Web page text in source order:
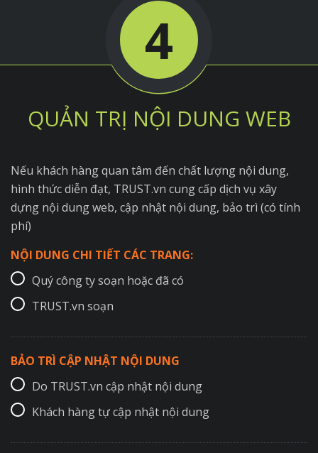
4
QUẢN TRỊ NỘI DUNG WEB
Nếu khách hàng quan tâm đến chất lượng nội dung,
hình thức diễn đạt, TRUST.vn cung cấp dịch vụ xây
dựng nội dung web, cập nhật nội dung, bảo trì (có tính
phí)
NỘI DUNG CHI TIẾT CÁC TRANG:
Quý công ty soạn hoặc đã có
TRUST.vn soạn
BẢO TRÌ CẬP NHẬT NỘI DUNG
Do TRUST.vn cập nhật nội dung
Khách hàng tự cập nhật nội dung